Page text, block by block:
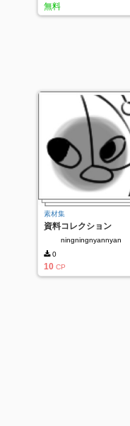
無料
素材集
資料コレクション
ningningnyannyan
0
10 CP